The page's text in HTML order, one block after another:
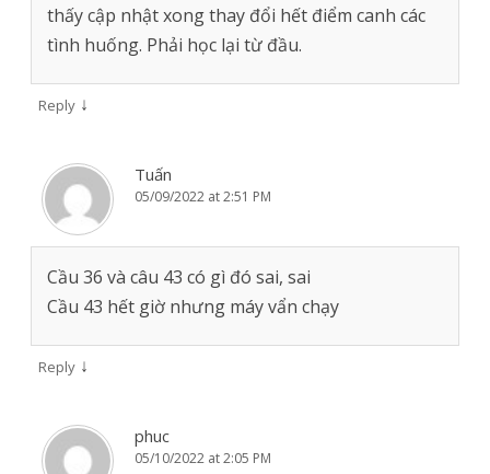
thấy cập nhật xong thay đổi hết điểm canh các
tình huống. Phải học lại từ đầu.
Reply ↓
Tuấn
05/09/2022 at 2:51 PM
Cầu 36 và câu 43 có gì đó sai, sai
Cầu 43 hết giờ nhưng máy vẩn chạy
Reply ↓
phuc
05/10/2022 at 2:05 PM